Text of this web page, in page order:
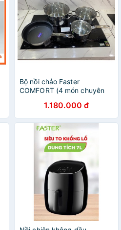
Bộ nồi chảo Faster
COMFORT (4 món chuyên
cao cấp)1.180.000 đ